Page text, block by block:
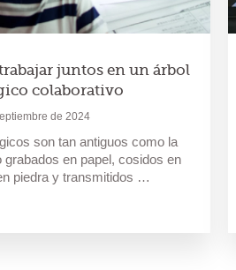
juntos en un árbol
colaborativo
de 2024
son tan antiguos como la
grabados en papel, cosidos en
piedra y transmitidos …